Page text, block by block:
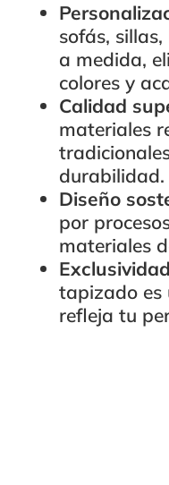
sofás,
a medida,
colores y
Calidad
materiales
durabilidad.
Diseño
por
materiales
tapizado es
refleja tu